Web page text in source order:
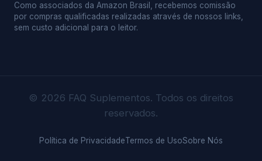
Como associados da Amazon Brasil, recebemos comissão
por compras qualificadas realizadas através de nossos links,
sem custo adicional para o leitor.
© 2026 FAQ Suplementos. Todos os direitos
reservados.
Política de PrivacidadeTermos de UsoSobre Nós